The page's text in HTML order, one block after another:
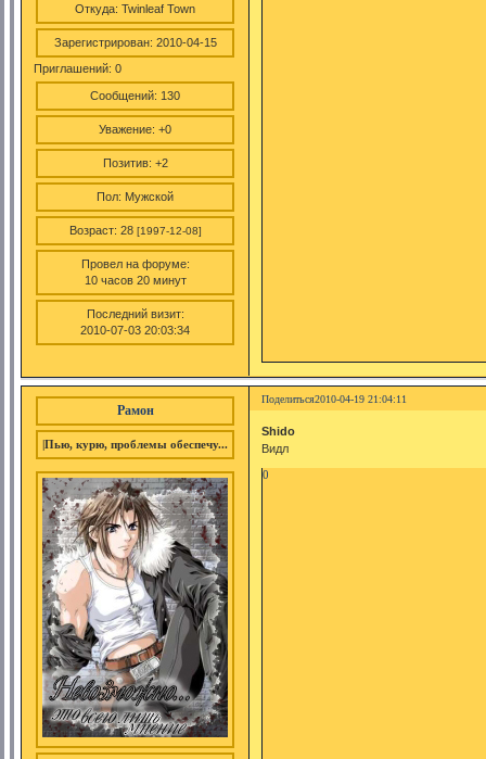
Откуда: Twinleaf Town
Зарегистрирован: 2010-04-15
Приглашений: 0
Сообщений: 130
Уважение: +0
Позитив: +2
Пол: Мужской
Возраст: 28 [1997-12-08]
Провел на форуме:
10 часов 20 минут
Последний визит:
2010-07-03 20:03:34
Поделиться2010-04-19 21:04:11
Рамон
|Пью, курю, проблемы обеспечу...
Shido
Видл
0